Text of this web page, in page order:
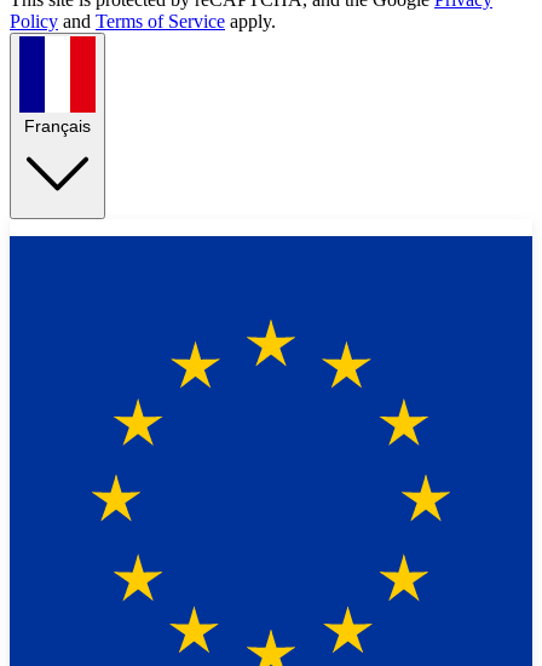
Policy and Terms of Service apply.
Français